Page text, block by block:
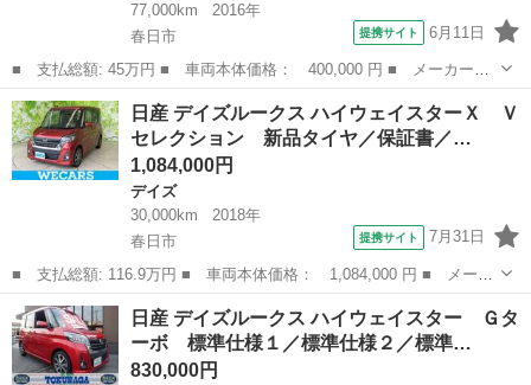
77,000km
2016年
春日市
提携サイト 6月11日
■ 支払総額: 45万円 ■ 車両本体価格： 400,000 円 ■ メーカー
名： 日産 ■ 車種名： デイズルークス ■ グレード名： Ｘ Ｖ
セレクション スマートキー 両側電動スライド ■ 排気量： 660cc
■ ド...
福岡 春日市 デイズ
日産 デイズルークス ハイウェイスターＸ Ｖ
セレクション 新品タイヤ／保証書／…
1,084,000円
デイズ
30,000km
2018年
春日市
提携サイト 7月31日
■ 支払総額: 116.9万円 ■ 車両本体価格： 1,084,000 円 ■ メーカ
ー名： 日産 ■ 車種名： デイズルークス ■ グレード名： ハイ
ウェイスターＸ Ｖセレクション 新品タイヤ／保証書／純正 ＳＤ
ナビ／エ...
福岡 春日市 デイズ
日産 デイズルークス ハイウェイスター Ｇタ
ーボ 標準仕様１／標準仕様２／標準…
830,000円